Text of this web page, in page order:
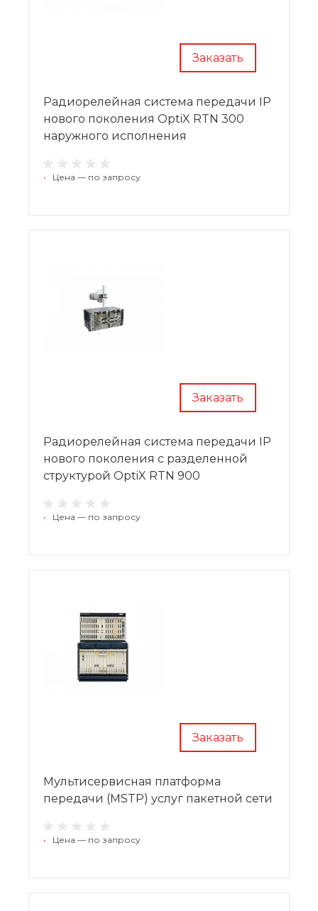
Заказать
Радиорелейная система передачи IP
нового поколения OptiX RTN 300
наружного исполнения
• Цена — по запросу
Заказать
Радиорелейная система передачи IP
нового поколения с разделенной
структурой OptiX RTN 900
• Цена — по запросу
Заказать
Мультисервисная платформа
передачи (MSTP) услуг пакетной сети
• Цена — по запросу